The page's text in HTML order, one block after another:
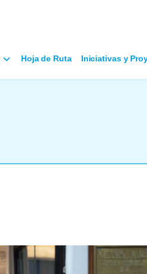
Hoja de Ruta Iniciativas y